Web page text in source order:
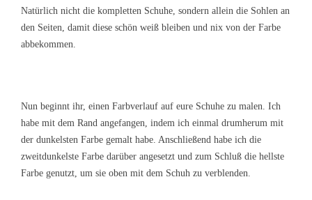
Natürlich nicht die kompletten Schuhe, sondern allein die Sohlen an
den Seiten, damit diese schön weiß bleiben und nix von der Farbe
abbekommen.
Nun beginnt ihr, einen Farbverlauf auf eure Schuhe zu malen. Ich
habe mit dem Rand angefangen, indem ich einmal drumherum mit
der dunkelsten Farbe gemalt habe. Anschließend habe ich die
zweitdunkelste Farbe darüber angesetzt und zum Schluß die hellste
Farbe genutzt, um sie oben mit dem Schuh zu verblenden.